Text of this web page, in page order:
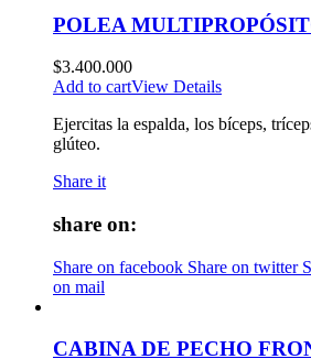
POLEA
$3.400.000
Add to cartView Details
Ejercitas la espalda, los bíceps,
glúteo.
Share it
share on:
Share on facebook Share on twitter
on mail
CABINA DE PECHO